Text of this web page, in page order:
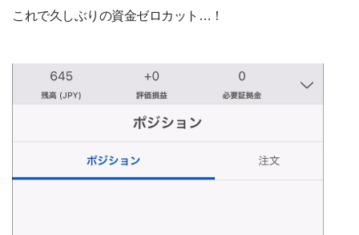
これで久しぶりの資金ゼロカット…！